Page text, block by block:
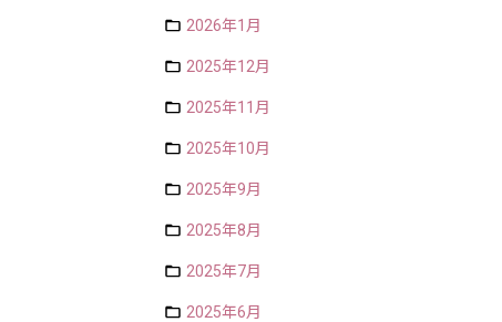
2026年1月
2025年12月
2025年11月
2025年10月
2025年9月
2025年8月
2025年7月
2025年6月